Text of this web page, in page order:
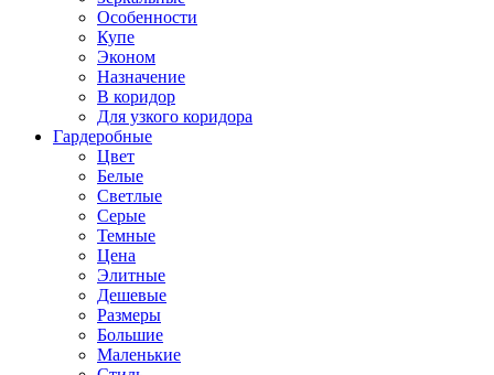
Особенности
Купе
Эконом
Назначение
В коридор
Для узкого коридора
Гардеробные
Цвет
Белые
Светлые
Серые
Темные
Цена
Элитные
Дешевые
Размеры
Большие
Маленькие